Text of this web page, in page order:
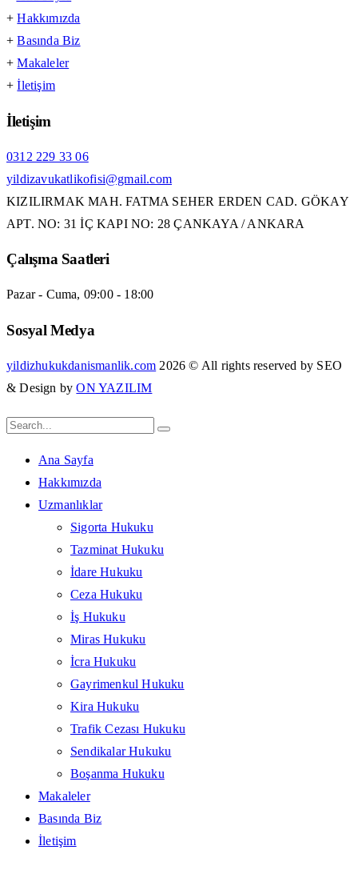
+Hakkımızda
+Basında Biz
+Makaleler
+İletişim
İletişim
0312 229 33 06
yildizavukatlikofisi@gmail.com
KIZILIRMAK MAH. FATMA SEHER ERDEN CAD. GÖKAY
APT. NO: 31 İÇ KAPI NO: 28 ÇANKAYA / ANKARA
Çalışma Saatleri
Pazar - Cuma, 09:00 - 18:00
Sosyal Medya
yildizhukukdanismanlik.com 2026 © All rights reserved by SEO
& Design byON YAZILIM
Ana Sayfa
Hakkımızda
Uzmanlıklar
Sigorta Hukuku
Tazminat Hukuku
İdare Hukuku
Ceza Hukuku
İş Hukuku
Miras Hukuku
İcra Hukuku
Gayrimenkul Hukuku
Kira Hukuku
Trafik Cezası Hukuku
Sendikalar Hukuku
Boşanma Hukuku
Makaleler
Basında Biz
İletişim